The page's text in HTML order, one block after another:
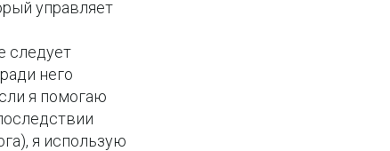
управляет
следует
него
я помогаю
я использую